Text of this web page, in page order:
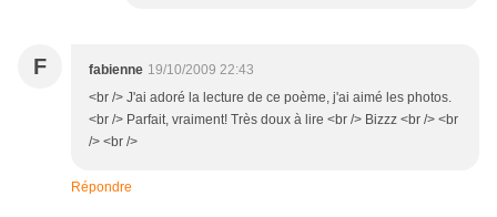
F fabienne 19/10/2009 22:43
<br /> J'ai adoré la lecture de ce poème, j'ai aimé les photos.
<br /> Parfait, vraiment! Très doux à lire <br /> Bizzz <br /> <br
/> <br />
Répondre